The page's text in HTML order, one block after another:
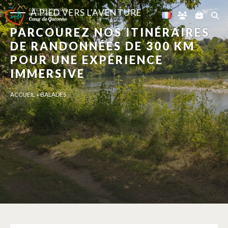
PARCOUREZ NOS ITINÉRAIRES
DE RANDONNÉES DE 300 KM
POUR UNE EXPÉRIENCE
IMMERSIVE
À PIED VERS L'AVENTURE
ACCUEIL»BALADES
Panneau de gestion des cookies